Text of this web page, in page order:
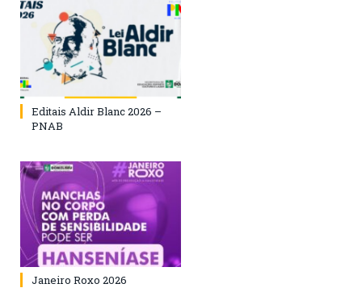
Editais Aldir Blanc 2026 –
PNAB
Janeiro Roxo 2026